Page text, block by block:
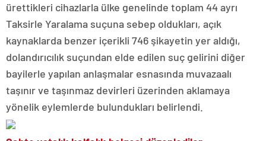
ürettikleri cihazlarla ülke genelinde toplam 44 ayrı
Taksirle Yaralama suçuna sebep oldukları, açık
kaynaklarda benzer içerikli 746 şikayetin yer aldığı,
dolandırıcılık suçundan elde edilen suç gelirini diğer
bayilerle yapılan anlaşmalar esnasında muvazaalı
taşınır ve taşınmaz devirleri üzerinden aklamaya
yönelik eylemlerde bulundukları belirlendi.